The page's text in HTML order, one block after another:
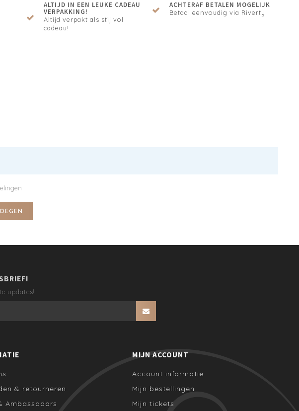
ALTIJD IN EEN LEUKE CADEAU
VERPAKKING!
Altijd verpakt als stijlvol
cadeau!
ACHTERAF BETALEN MOGELIJK
Betaal eenvoudig via Riverty
updates!
& retourneren
Ambassadors
MIJN ACCOUNT
Account informatie
Mijn bestellingen
Mijn tickets